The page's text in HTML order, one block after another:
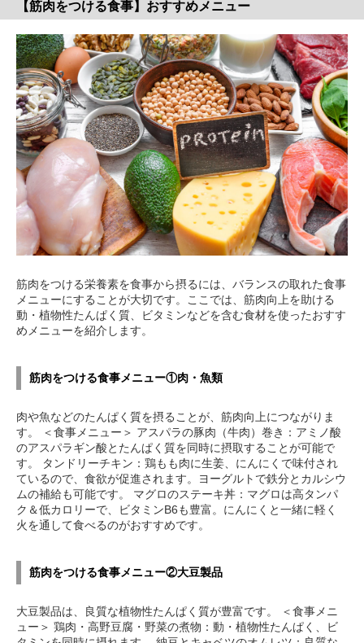
【筋肉をつける食事】おすすめメニュー
筋肉をつける栄養素を食事から摂るには、バランスの取れた食事
メニューにすることが大切です。ここでは、筋肉向上を助ける
動・植物性たんぱく質、ビタミンなどを含む食材を使ったおすす
めメニューを紹介します。
筋肉をつける食事メニュー①肉・魚類
肉や魚などのたんぱく質を摂ることが、筋肉向上につながりま
す。 ＜食事メニュー＞ アスパラの豚肉（牛肉）巻き：アミノ酸
のアスパラギン酸とたんぱく質を同時に摂取することが可能で
す。 タンドリーチキン：鶏もも肉に生姜、にんにくで味付され
ているので、食欲が促進されます。ヨーグルトで鉄分とカルシウ
ムの補給も可能です。 マグロのステーキ丼：マグロは高タンパ
ク＆低カロリーで、ビタミンB6も豊富。にんにくと一緒に軽く
火を通して食べるのがおすすめです。
筋肉をつける食事メニュー②大豆製品
大豆製品は、良質な植物性たんぱく質が豊富です。 ＜食事メニ
ュー＞ 鶏肉・高野豆腐・野菜の煮物：動・植物性たんぱく、ビ